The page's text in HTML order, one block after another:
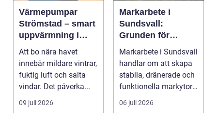
Värmepumpar
Strömstad – smart
uppvärmning i
kustklimat
Att bo nära havet
innebär mildare vintrar,
fuktig luft och salta
vindar. Det påverka...
09 juli 2026
Markarbete i
Sundsvall:
Grunden för
hållbara hus,
vägar och tomter
Markarbete i Sundsvall
handlar om att skapa
stabila, dränerade och
funktionella markytor
som kl...
06 juli 2026